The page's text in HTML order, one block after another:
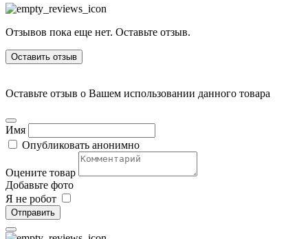
Отзывов пока еще нет. Оставьте отзыв.
Оставить отзыв
Оставьте отзыв о Вашем использовании данного товара
Имя
Опубликовать анонимно
Оцените товар
Добавьте фото
Я не робот
Отправить